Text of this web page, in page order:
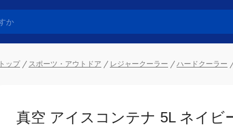
トップ スポーツ・アウトドア レジャークーラー ハードクーラー
真空 アイスコンテナ 5L ネイビー